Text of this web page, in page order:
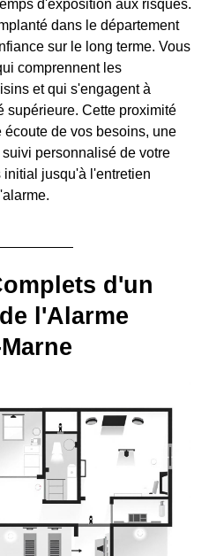
d'exposition aux risques.
dans le département
sur le long terme. Vous
comprennent les
et qui s'engagent à
supérieure. Cette proximité
de vos besoins, une
personnalisé de votre
jusqu'à l'entretien
d'un
l'Alarme